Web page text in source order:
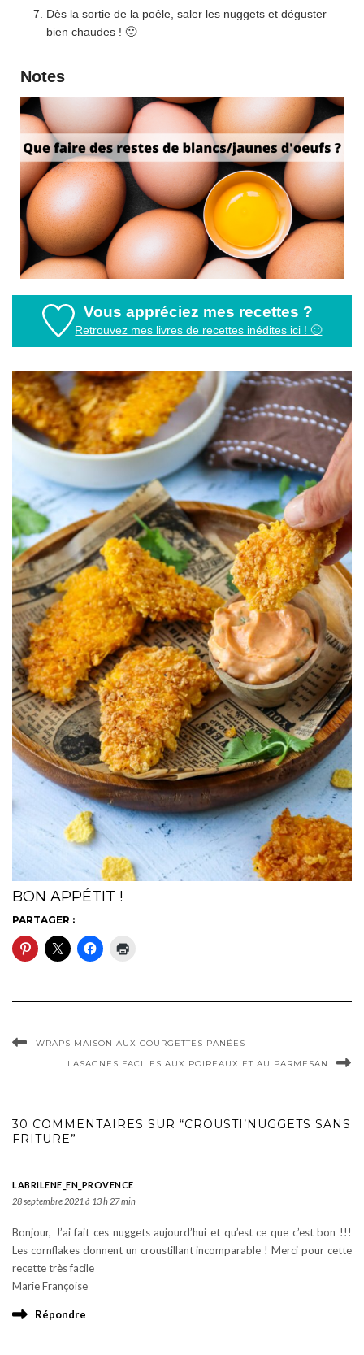
Dès la sortie de la poêle, saler les nuggets et déguster
bien chaudes ! 🙂
Notes
Vous appréciez mes recettes ?
Retrouvez mes livres de recettes inédites ici ! 🙂
BON APPÉTIT !
PARTAGER :
WRAPS MAISON AUX COURGETTES PANÉES
LASAGNES FACILES AUX POIREAUX ET AU PARMESAN
30 COMMENTAIRES SUR “CROUSTI’NUGGETS SANS
FRITURE”
LABRILENE_EN_PROVENCE
28 septembre 2021 à 13 h 27 min
Bonjour, J’ai fait ces nuggets aujourd’hui et qu’est ce que c’est bon !!!
Les cornflakes donnent un croustillant incomparable ! Merci pour cette
recette très facile
Marie Françoise
Répondre